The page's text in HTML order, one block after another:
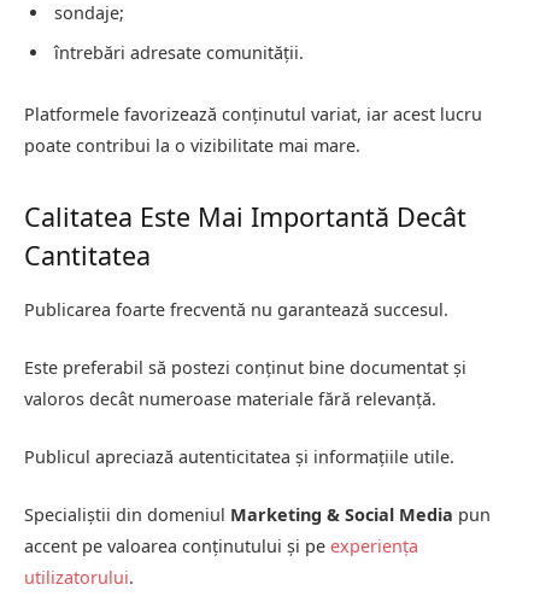
sondaje;
întrebări adresate comunității.
Platformele favorizează conținutul variat, iar acest lucru
poate contribui la o vizibilitate mai mare.
Calitatea Este Mai Importantă Decât
Cantitatea
Publicarea foarte frecventă nu garantează succesul.
Este preferabil să postezi conținut bine documentat și
valoros decât numeroase materiale fără relevanță.
Publicul apreciază autenticitatea și informațiile utile.
Specialiștii din domeniul Marketing & Social Media pun
accent pe valoarea conținutului și pe experiența
utilizatorului.